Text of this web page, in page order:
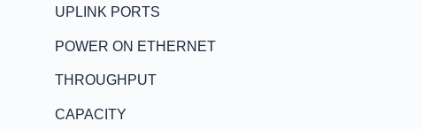
UPLINK PORTS
POWER ON ETHERNET
THROUGHPUT
CAPACITY